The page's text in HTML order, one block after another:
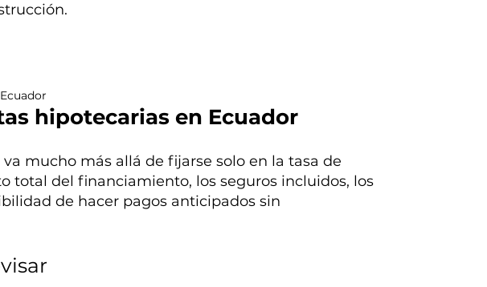
hipotecarias en Ecuador
mucho más allá de fijarse solo en la tasa de
total del financiamiento, los seguros incluidos, los
de hacer pagos anticipados sin